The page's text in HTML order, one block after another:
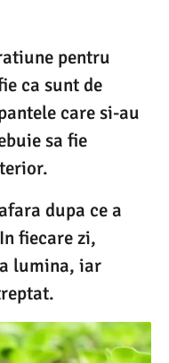
pentru
ca sunt de
care si-au
sa fie
dupa ce a
fiecare zi,
lumina, iar